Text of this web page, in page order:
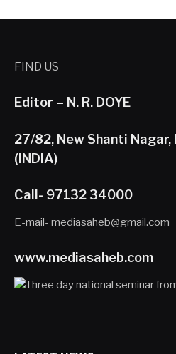
FIND US
Editor – N. R. DOYE
27/82, New Shanti
(INDIA)
Call- 97132 34000
E-mail- mediasaheb@gmail.com
www.mediasaheb.com